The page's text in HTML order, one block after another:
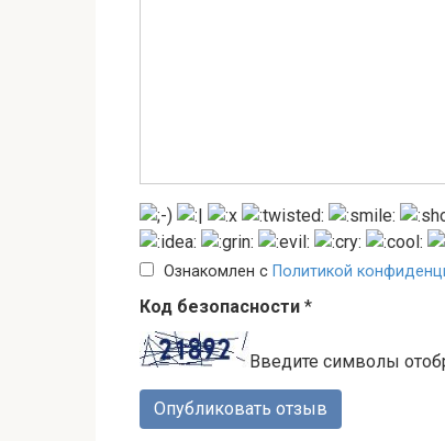
Ознакомлен с Политикой
Код безопасности *
Введите символы